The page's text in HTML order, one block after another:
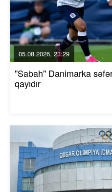
05.08.2026, 23:29
"Sabah" Danimarka
qayıdır